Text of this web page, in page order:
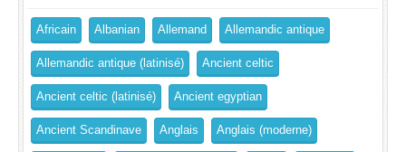
Africain Albanian Allemand Allemandic antique
Allemandic antique (latinisé) Ancient celtic
Ancient celtic (latinisé) Ancient egyptian
Ancient Scandinave Anglais Anglais (moderne)